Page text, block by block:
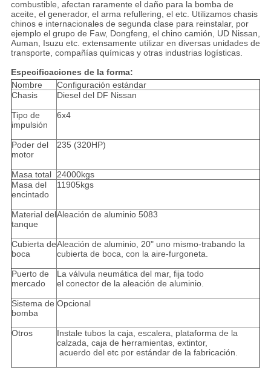
combustible, afectan raramente el daño para la bomba de
aceite, el generador, el arma refullering, el etc. Utilizamos chasis
chinos e internacionales de segunda clase para reinstalar, por
ejemplo el grupo de Faw, Dongfeng, el chino camión, UD Nissan,
Auman, Isuzu etc. extensamente utilizar en diversas unidades de
transporte, compañías químicas y otras industrias logísticas.
Especificaciones de la forma:
Nombre
Configuración estándar
Chasis
Diesel del DF Nissan
Tipo de
impulsión
6x4
Poder del
motor
235 (320HP)
Masa total 24000kgs
Masa del
encintado
11905kgs
Material del
tanque
Aleación de aluminio 5083
Cubierta de
boca
Aleación de aluminio, 20" uno mismo-trabando la
cubierta de boca, con la aire-furgoneta.
Puerto de
mercado
La válvula neumática del mar, fija todo
el conector de la aleación de aluminio.
Sistema de
bomba
Opcional
Otros
Instale tubos la caja, escalera, plataforma de la
calzada, caja de herramientas, extintor,
acuerdo del etc por estándar de la fabricación.